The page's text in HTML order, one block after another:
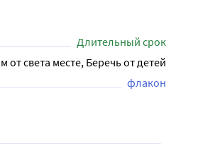
Длительный срок
света месте, Беречь от детей
флакон